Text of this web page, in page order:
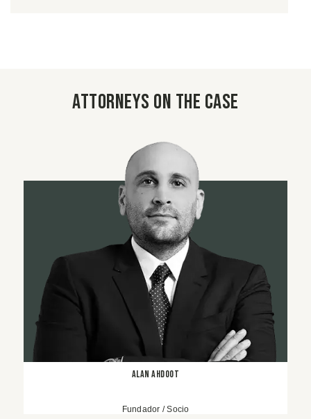
Attorneys on the case
Alan Ahdoot
Fundador / Socio